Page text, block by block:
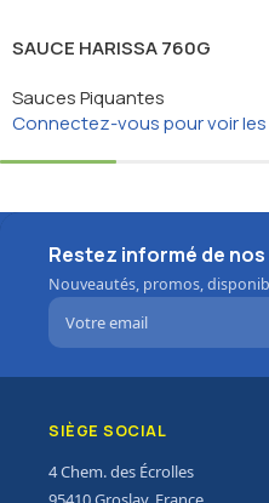
SAUCE HARISSA 760G
Sauces Piquantes
Connectez-vous pour voir les
Restez informé de
Nouveautés, promos,
SIÈGE SOCIAL
4 Chem. des Écrolles